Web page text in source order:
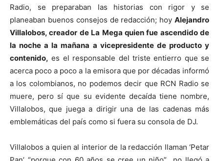
Radio, se preparaban las historias con rigor y se
planeaban buenos consejos de redacción; hoy Alejandro
Villalobos, creador de La Mega quien fue ascendido de
la noche a la mañana a vicepresidente de producto y
contenido, es el responsable del triste entierro que se
acerca poco a poco a la emisora que por décadas informó
a los colombianos, no podemos decir que RCN Radio se
muere, pero sí que su evidente decaída tiene nombre,
Villalobos, que juega a dirigir una de las cadenas más
emblemáticas del país como si fuera su consola de DJ.
Villalobos a quien al interior de la redacción llaman ‘Petar